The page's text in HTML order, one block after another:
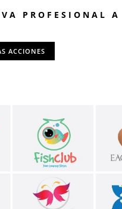
PROFESIONAL
ACCIONES